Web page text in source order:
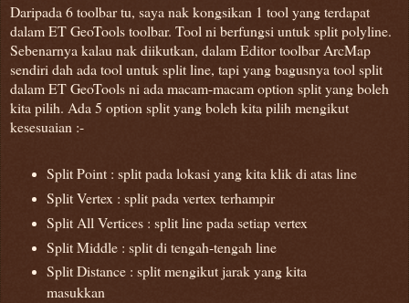
Daripada 6 toolbar tu, saya nak kongsikan 1 tool yang terdapat
dalam ET GeoTools toolbar. Tool ni berfungsi untuk split polyline.
Sebenarnya kalau nak diikutkan, dalam Editor toolbar ArcMap
sendiri dah ada tool untuk split line, tapi yang bagusnya tool split
dalam ET GeoTools ni ada macam-macam option split yang boleh
kita pilih. Ada 5 option split yang boleh kita pilih mengikut
kesesuaian :-
Split Point : split pada lokasi yang kita klik di atas line
Split Vertex : split pada vertex terhampir
Split All Vertices : split line pada setiap vertex
Split Middle : split di tengah-tengah line
Split Distance : split mengikut jarak yang kita
masukkan